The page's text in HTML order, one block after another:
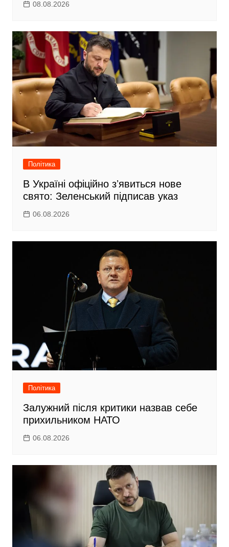
08.08.2026
Політика
В Україні офіційно зʼявиться нове
свято: Зеленський підписав указ
06.08.2026
Політика
Залужний після критики назвав себе
прихильником НАТО
06.08.2026